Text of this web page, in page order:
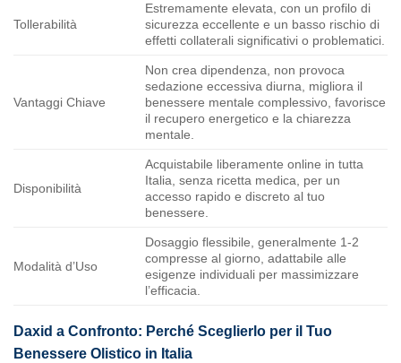
Tollerabilità
Estremamente elevata, con un profilo di
sicurezza eccellente e un basso rischio di
effetti collaterali significativi o problematici.
Vantaggi Chiave
Non crea dipendenza, non provoca
sedazione eccessiva diurna, migliora il
benessere mentale complessivo, favorisce
il recupero energetico e la chiarezza
mentale.
Disponibilità
Acquistabile liberamente online in tutta
Italia, senza ricetta medica, per un
accesso rapido e discreto al tuo
benessere.
Modalità d’Uso
Dosaggio flessibile, generalmente 1-2
compresse al giorno, adattabile alle
esigenze individuali per massimizzare
l’efficacia.
Daxid a Confronto: Perché Sceglierlo per il Tuo
Benessere Olistico in Italia